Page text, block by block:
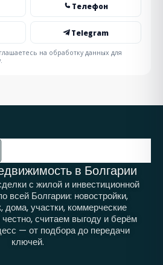
Телефон
Telegram
на обработку данных для
в Болгарии
с жилой и инвестиционной
всей Болгарии: новостройки,
дома, участки, коммерческие
считаем выгоду и берём
— от подбора до передачи
ключей.